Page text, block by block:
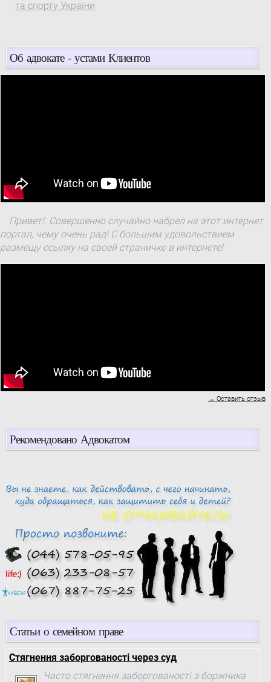
та спорту України
Об адвокате - устами Клиентов
Привет!. Совершенно случайно набрел на этот интернет
портал, чему очень рад! С большим удовольствием
размещу ссылку на своей страничке в интернете!
→ Оставить отзыв
Рекомендовано Адвокатом
Статьи о семейном праве
Стягнення заборгованості через суд
Часто стягнення заборгованості з боржника